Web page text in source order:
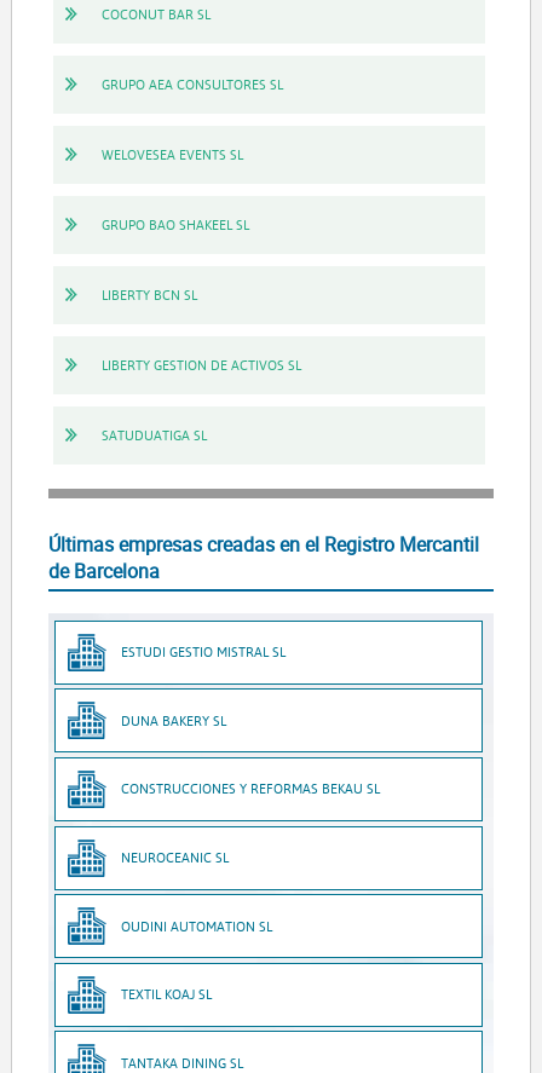
COCONUT BAR SL
GRUPO AEA CONSULTORES SL
WELOVESEA EVENTS SL
GRUPO BAO SHAKEEL SL
LIBERTY BCN SL
LIBERTY GESTION DE ACTIVOS SL
SATUDUATIGA SL
Últimas empresas creadas en el Registro Mercantil
de Barcelona
ESTUDI GESTIO MISTRAL SL
DUNA BAKERY SL
CONSTRUCCIONES Y REFORMAS BEKAU SL
NEUROCEANIC SL
OUDINI AUTOMATION SL
TEXTIL KOAJ SL
TANTAKA DINING SL